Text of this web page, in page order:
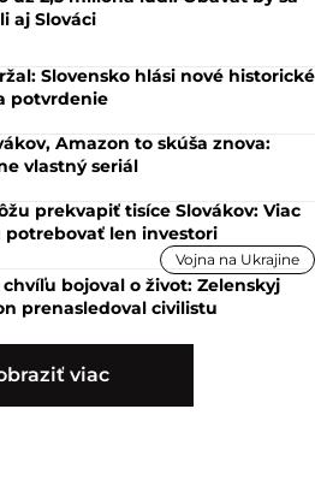
aj Slováci
Slovensko hlási nové historické
potvrdenie
Amazon to skúša znova:
vlastný seriál
prekvapiť tisíce Slovákov: Viac
len investori
Vojna na Ukrajine
bojoval o život: Zelenskyj
prenasledoval civilistu
viac